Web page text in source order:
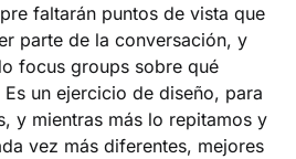
faltarán puntos de vista que
parte de la conversación, y
focus groups sobre qué
un ejercicio de diseño, para
y mientras más lo repitamos y
vez más diferentes, mejores